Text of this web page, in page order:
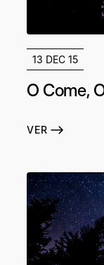
13 DEC 15
O Come,
VER